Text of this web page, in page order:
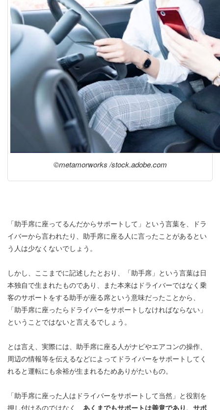
©metamorworks /stock.adobe.com
「助手席に座ってるんだからサポートして」という言葉を、ドラ
イバーから言われたり、助手席に座る人に言ったことがあるとい
う人は少なくないでしょう。
しかし、ここまでに記述したとおり、「助手席」という言葉は日
本独自で生まれたものであり、また本来はドライバーではなく乗
客のサポートをする助手が座る席という意味だったことから、
「助手席に座ったらドライバーをサポートしなければならない」
ということではないと言えるでしょう。
とは言え、実際には、助手席に座る人がナビやエアコンの操作、
周辺の情報等を伝えるなどによってドライバーをサポートしてく
れると運転にも余裕が生まれるためありがたいもの。
「助手席に座った人はドライバーをサポートして当然」と役割を
押し付けるのではなく、 あくまでもサポートは善意であり、サポ